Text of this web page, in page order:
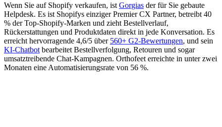
Wenn Sie auf Shopify verkaufen, ist Gorgias der für Sie gebaute
Helpdesk. Es ist Shopifys einziger Premier CX Partner, betreibt 40
% der Top-Shopify-Marken und zieht Bestellverlauf,
Rückerstattungen und Produktdaten direkt in jede Konversation. Es
erreicht hervorragende 4,6/5 über 560+ G2-Bewertungen, und sein
KI-Chatbot bearbeitet Bestellverfolgung, Retouren und sogar
umsatztreibende Chat-Kampagnen. Orthofeet erreichte in unter zwei
Monaten eine Automatisierungsrate von 56 %.